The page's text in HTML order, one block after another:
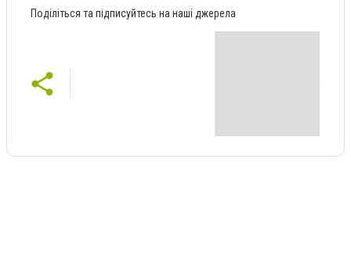
Поділіться та підписуйтесь на наші джерела